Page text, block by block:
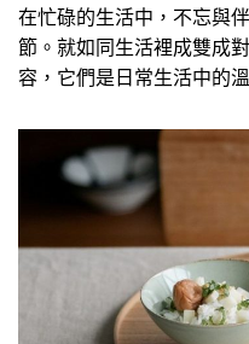
在忙碌的生活中，不忘與
節。就如同生活裡成雙成
容，它們是日常生活中的